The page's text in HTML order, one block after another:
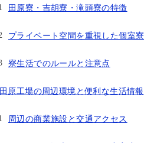
田原寮・吉胡寮・滝頭寮の特徴
プライベート空間を重視した個室寮
寮生活でのルールと注意点
田原工場の周辺環境と便利な生活情報
周辺の商業施設と交通アクセス